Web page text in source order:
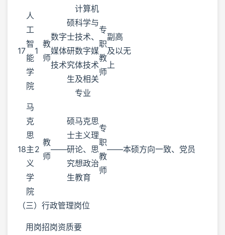
17
人
工
智
能
学
院
1
教
师
数字
媒体
技术
硕
士
研
究
生
计算机
科学与
技术、
数字媒
体技术
及相关
专业
专
职
教
师
副高
及以
上
无
18
马
克
思
主
义
学
院
2
教
师
——
硕
士
研
究
生
马克思
主义理
论、思
想政治
教育
专
职
教
师
——本硕方向一致、党员
（三）行政管理岗位
用岗招岗资质要